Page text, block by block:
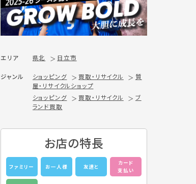
エリア 県北 日立市
ジャンル ショッピング 買取・リサイクル
質
屋・リサイクルショップ
ショッピング
買取・リサイクル
ブ
ランド買取
お店の特長
ファミリー お一人様 友達と
カード
支払い